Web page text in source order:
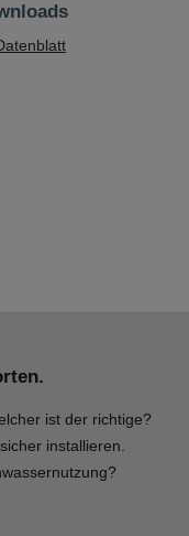
ist der richtige?
installieren.